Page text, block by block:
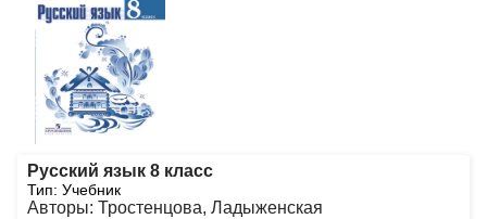
Русский язык 8 класс
Тип: Учебник
Авторы: Тростенцова, Ладыженская